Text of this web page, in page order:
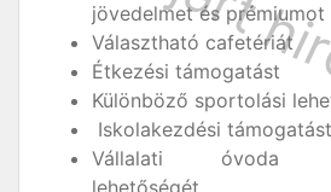
jövedelmet és prémiumot
Választható cafetériát
Étkezési támogatást
Különböző sportolási
Iskolakezdési támogatást
Vállalati óvoda
lehetőségét